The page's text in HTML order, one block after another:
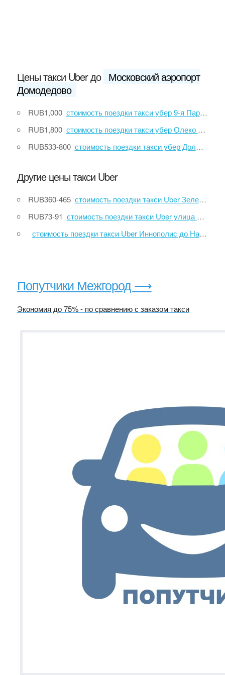
Цены такси Uber до Московский аэропорт
Домодедово
RUB1,000 стоимость поездки такси убер 9-я Парковая улица, 9 до Московский аэропорт Домодедово
RUB1,800 стоимость поездки такси убер Олеко Дундича улица, 5 до Московский аэропорт Домодедово
RUB533-800 стоимость поездки такси убер Долматово до Московский аэропорт Домодедово
Другие цены такси Uber
RUB360-465 стоимость поездки такси Uber Зеленый пр., 76 до площадь Курского Вокзала
RUB73-91 стоимость поездки такси Uber улица Атарбекова, 40 до улица Красных Партизан, 159
стоимость поездки такси Uber Иннополис до Набережные Челны
Попутчики Межгород ⟶
Экономия до 75% - по сравнению с заказом такси